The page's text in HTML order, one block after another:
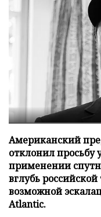
Американский
отклонил просьбу
применении
вглубь
возможной
Atlantic.